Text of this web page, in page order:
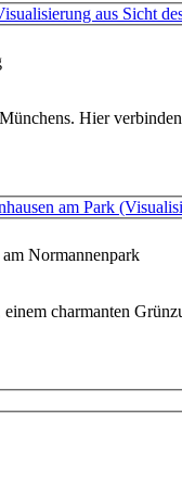
Hier
Normannenpark
charmanten